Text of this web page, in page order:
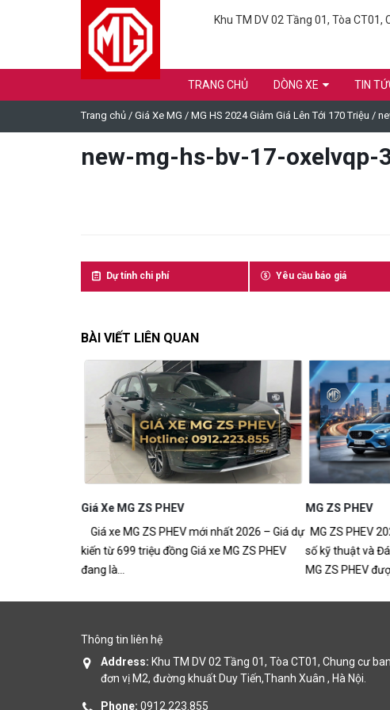
Khu TM DV 02 Tầng 01, Tòa
TRANG CHỦ DÒNG XE TIN
Trang chủ / Giá Xe MG / MG HS 2024 Giảm Giá Lên Tới 170 Triệu /
new-mg-hs-bv-17-oxelvqp-
Dự tính chi phí Yêu cầu báo giá
BÀI VIẾT LIÊN QUAN
Giá Xe MG ZS PHEV
Giá xe MG ZS PHEV mới nhất 2026 – Giá dự
kiến từ 699 triệu đồng Giá xe MG ZS PHEV
đang là...
MG ZS PHEV
MG ZS PHEV
số kỹ thuật và
MG ZS PHEV
Thông tin liên hệ
Address: Khu TM DV 02 Tầng 01, Tòa CT01, Chung cư
đơn vị M2, đường khuất Duy Tiến,Thanh Xuân , Hà Nội.
Phone: 0912.223.855